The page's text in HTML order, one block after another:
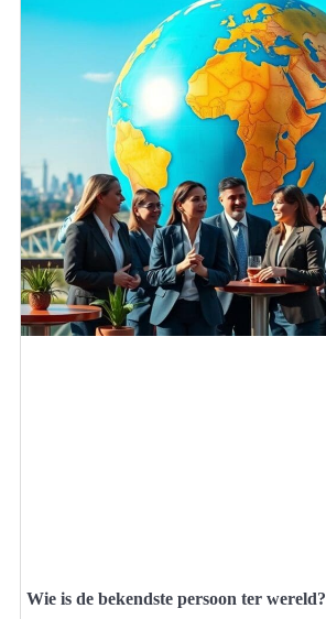
Wie is de bekendste persoon ter wereld?